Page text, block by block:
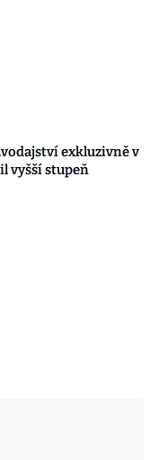
exkluzivně v
vyšší stupeň